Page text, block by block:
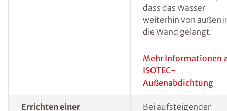
Feuchte Wände sanieren
Feuchtigkeitsursache bestehen mehrere